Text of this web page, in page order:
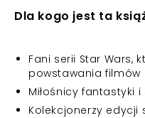
Dla kogo jest ta
Fani serii Star Wars,
powstawania filmów
Miłośnicy fantastyki
Kolekcjonerzy